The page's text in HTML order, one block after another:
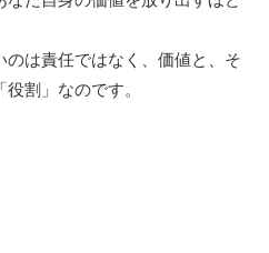
は責任ではなく、価値と、そ
割」なのです。